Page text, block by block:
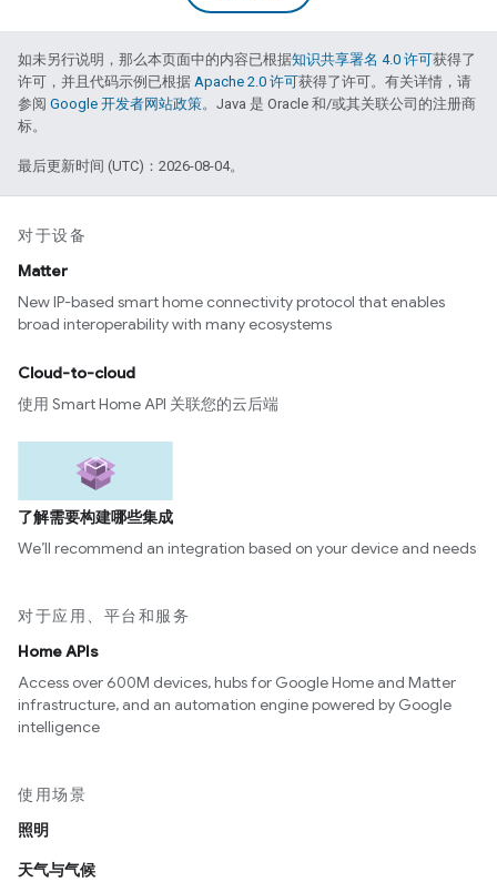
如未另行说明，那么本页面中的内容已根据知识共享署名 4.0 许可获得了
许可，并且代码示例已根据 Apache 2.0 许可获得了许可。有关详情，请
参阅 Google 开发者网站政策。Java 是 Oracle 和/或其关联公司的注册商
标。
最后更新时间 (UTC)：2026-08-04。
对于设备
Matter
New IP-based smart home connectivity protocol that enables
broad interoperability with many ecosystems
Cloud-to-cloud
使用 Smart Home API 关联您的云后端
了解需要构建哪些集成
We’ll recommend an integration based on your device and needs
对于应用、平台和服务
Home APIs
Access over 600M devices, hubs for Google Home and Matter
infrastructure, and an automation engine powered by Google
intelligence
使用场景
照明
天气与气候